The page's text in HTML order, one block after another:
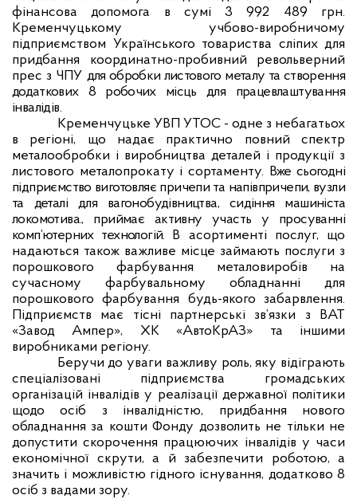
фінансова допомога в сумі 3 992 489 грн.
Кременчуцькому учбово-виробничому
підприємством Українського товариства сліпих для
придбання координатно-пробивний револьверний
прес з ЧПУ для обробки листового металу та створення
додаткових 8 робочих місць для працевлаштування
інвалідів.
Кременчуцьке УВП УТОС - одне з небагатьох
в регіоні, що надає практично повний спектр
металообробки і виробництва деталей і продукції з
листового металопрокату і сортаменту. Вже сьогодні
підприємство виготовляє причепи та напівпричепи, вузли
та деталі для вагонобудівництва, сидіння машиніста
локомотива., приймає активну участь у просуванні
комп’ютерних технологій. В асортименті послуг, що
надаються також важливе місце займають послуги з
порошкового фарбування металовиробів на
сучасному фарбувальному обладнанні для
порошкового фарбування будь-якого забарвлення.
Підприємств має тісні партнерські зв’язки з ВАТ
«Завод Ампер», ХК «АвтоКрАЗ» та іншими
виробниками регіону.
Беручи до уваги важливу роль, яку відіграють
спеціалізовані підприємства громадських
організацій інвалідів у реалізації державної політики
щодо осіб з інвалідністю, придбання нового
обладнання за кошти Фонду дозволить не тільки не
допустити скорочення працюючих інвалідів у часи
економічної скрути, а й забезпечити роботою, а
значить і можливістю гідного існування, додатково 8
осіб з вадами зору.